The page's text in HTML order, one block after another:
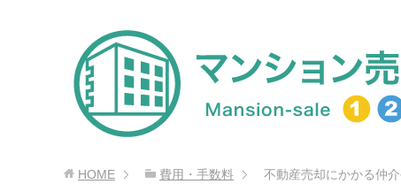
HOME 費用・手数料 不動産売却にかかる仲